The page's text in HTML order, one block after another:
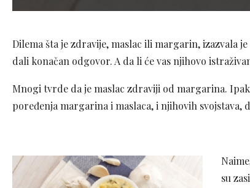
Dilema šta je zdravije, maslac ili margarin, izazvala
dali konačan odgovor. A da li će vas njihovo
Mnogi tvrde da je maslac zdraviji od margarina.
poređenja margarina i maslaca, i njihovih svojstava,
su